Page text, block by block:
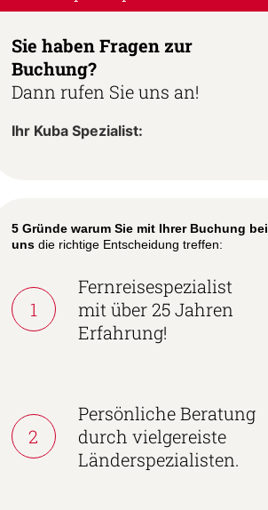
Sie haben Fragen zur
Buchung?
Dann rufen Sie uns an!
Ihr Kuba Spezialist:
5 Gründe warum Sie mit Ihrer Buchung bei
unsdie richtige Entscheidung treffen:
1
Fernreisespezialist
mit über 25 Jahren
Erfahrung!
2
Persönliche Beratung
durch vielgereiste
Länderspezialisten.